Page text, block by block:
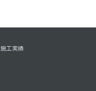
施工実績